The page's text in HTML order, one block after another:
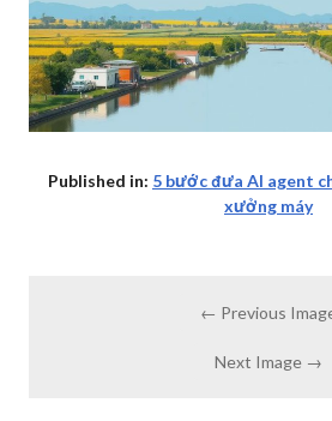
Published in: 5 bước đưa AI agent
xưởng máy
← Previous
Next Image →